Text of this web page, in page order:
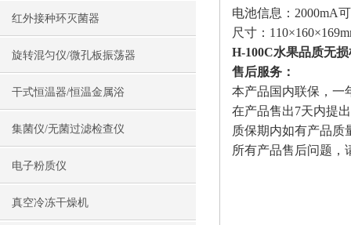
红外接种环灭菌器
旋转混匀仪/微孔板振荡器
干式恒温器/恒温金属浴
集菌仪/无菌过滤检查仪
电子粉质仪
真空冷冻干燥机
电池信息：2000mA
尺寸：
H-100C水果品质无
售后服务：
本产品国内联保，一
在产品售出7天内提
质保期内如有产品质
所有产品售后问题，